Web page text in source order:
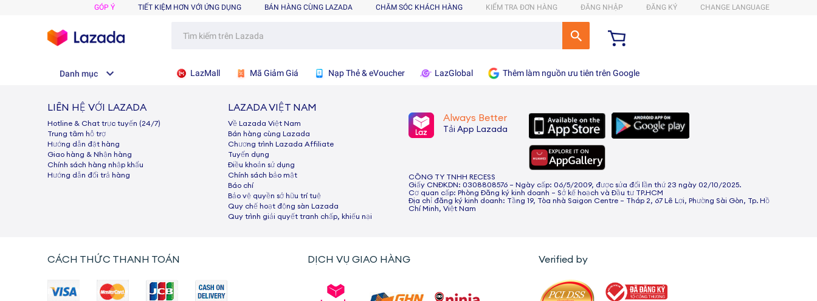
GÓP Ý TIẾT KIỆM HƠN VỚI ỨNG DỤNG BÁN HÀNG CÙNG LAZADA CHĂM SÓC KHÁCH HÀNG KIỂM TRA ĐƠN HÀNG ĐĂNG NHẬP ĐĂNG KÝ CHANGE LANGUAGE
Danh mục LazMall Mã Giảm Giá Nạp Thẻ & eVoucher LazGlobal Thêm làm nguồn ưu tiên trên Google
LIÊN HỆ VỚI LAZADA
Hotline & Chat trực tuyến (24/7)
Trung tâm hỗ trợ
Hướng dẫn đặt hàng
Giao hàng & Nhận hàng
Chính sách hàng nhập khẩu
Hướng dẫn đổi trả hàng
LAZADA VIỆT NAM
Về Lazada Việt Nam
Bán hàng cùng Lazada
Chương trình Lazada Afﬁliate
Tuyển dụng
Điều khoản sử dụng
Chính sách bảo mật
Báo chí
Bảo vệ quyền sở hữu trí tuệ
Quy chế hoạt động sàn Lazada
Quy trình giải quyết tranh chấp, khiếu nại
Always Better
Tải App Lazada
CÔNG TY TNHH RECESS
Giấy CNĐKDN: 0308808576 – Ngày cấp: 06/5/2009, được sửa đổi lần thứ 23 ngày 02/10/2025.
Cơ quan cấp: Phòng Đăng ký kinh doanh – Sở kế hoạch và Đầu tư TP.HCM
Địa chỉ đăng ký kinh doanh: Tầng 19, Tòa nhà Saigon Centre – Tháp 2, 67 Lê Lợi, Phường Sài Gòn, Tp. Hồ
Chí Minh, Việt Nam
CÁCH THỨC THANH TOÁN DỊCH VỤ GIAO HÀNG Verified by